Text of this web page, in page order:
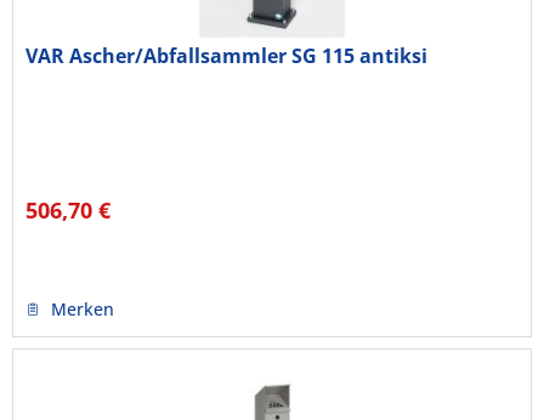
VAR Ascher/Abfallsammler SG 115 antiksi
506,70 €
Merken